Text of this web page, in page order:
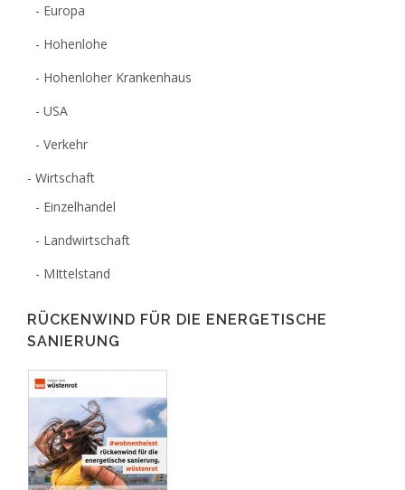
Europa
Hohenlohe
Hohenloher Krankenhaus
USA
Verkehr
Wirtschaft
Einzelhandel
Landwirtschaft
MIttelstand
RÜCKENWIND FÜR DIE ENERGETISCHE
SANIERUNG